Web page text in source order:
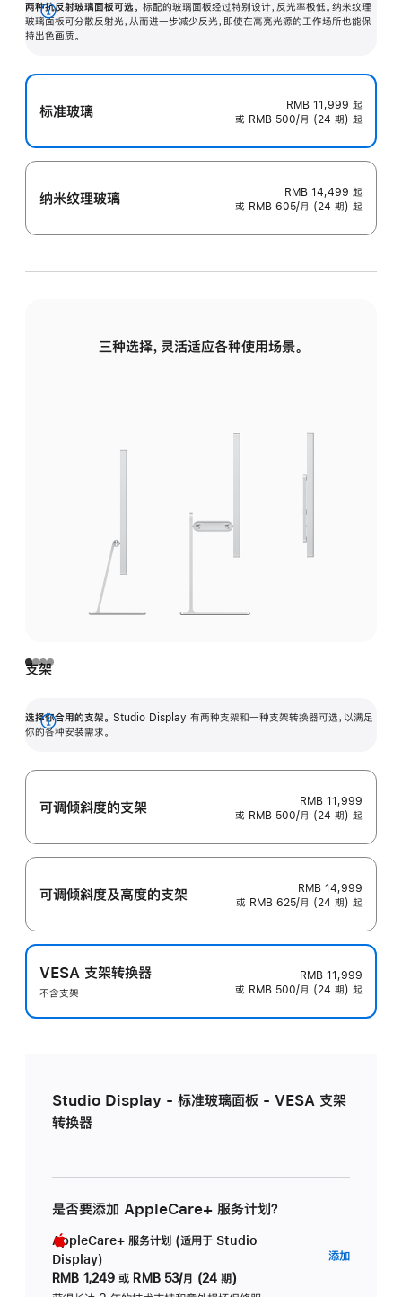
两种抗反射玻璃面板可选。 标配的玻璃面板经过特别设计，反光率极低。纳米纹理
玻璃面板可分散反射光，从而进一步减少反光，即使在高亮光源的工作场所也能保
持出色画质。
展
开
标准玻璃 RMB 11,999 起
或 RMB 500/月 (24 期) 起
纳米纹理玻璃 RMB 14,499 起
或 RMB 605/月 (24 期) 起
三种选择，灵活适应各种使用场景。
支架
选择你合用的支架。 Studio Display 有两种支架和一种支架转换器可选，以满足
你的各种安装需求。
展
可调倾斜度的支架
RMB 11,999
或 RMB 500/月 (24 期) 起
可调倾斜度及高‍度的支‍架
RMB 14,999
或 RMB 625/月 (24 期) 起
VESA 支架转换器
不含支架
RMB 11,999
或 RMB 500/月 (24 期) 起
Studio Display - 标准玻璃面板 - VESA 支架
转换器
是否要添加 AppleCare+ 服务计划？
AppleCare+ 服务计划 (适用于 Studio
Display)
RMB 1,249 或 RMB 53/月 (24 期)
添加